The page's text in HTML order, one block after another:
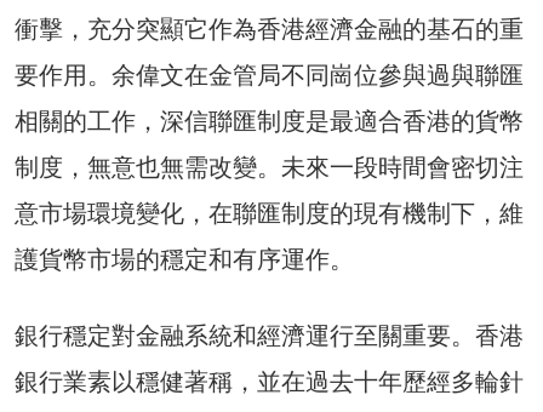
衝擊，充分突顯它作為香港經濟金融的基石的重
要作用。余偉文在金管局不同崗位參與過與聯匯
相關的工作，深信聯匯制度是最適合香港的貨幣
制度，無意也無需改變。未來一段時間會密切注
意市場環境變化，在聯匯制度的現有機制下，維
護貨幣市場的穩定和有序運作。
銀行穩定對金融系統和經濟運行至關重要。香港
銀行業素以穩健著稱，並在過去十年歷經多輪針